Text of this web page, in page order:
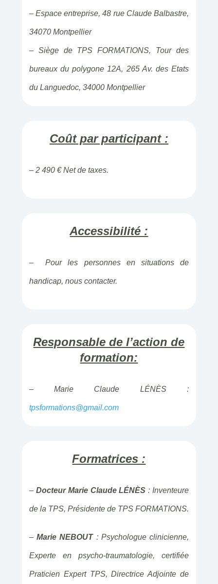
– Espace entreprise, 48 rue Claude Balbastre,
34070 Montpellier
– Siège de TPS FORMATIONS, Tour des
bureaux du polygone 12A, 265 Av. des Etats
du Languedoc, 34000 Montpellier
Coût par participant :
– 2 490 € Net de taxes.
Accessibilité :
– Pour les personnes en situations de
handicap, nous contacter.
Responsable de l’action de
formation:
– Marie Claude LÉNÈS :
tpsformations@gmail.com
Formatrices :
– Docteur Marie Claude LÉNÈS : Inventeure
de la TPS, Présidente de TPS FORMATIONS.
–Marie NEBOUT: Psychologue clinicienne,
Experte en psycho-traumatologie, certifiée
Praticien Expert TPS, Directrice Adjointe de